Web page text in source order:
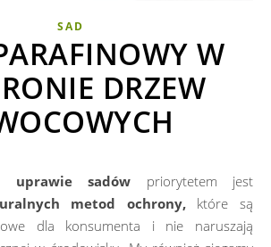
SAD
W
DRZEW
uprawie sadów priorytetem jest
metod ochrony,które są
dla konsumenta i nie naruszają